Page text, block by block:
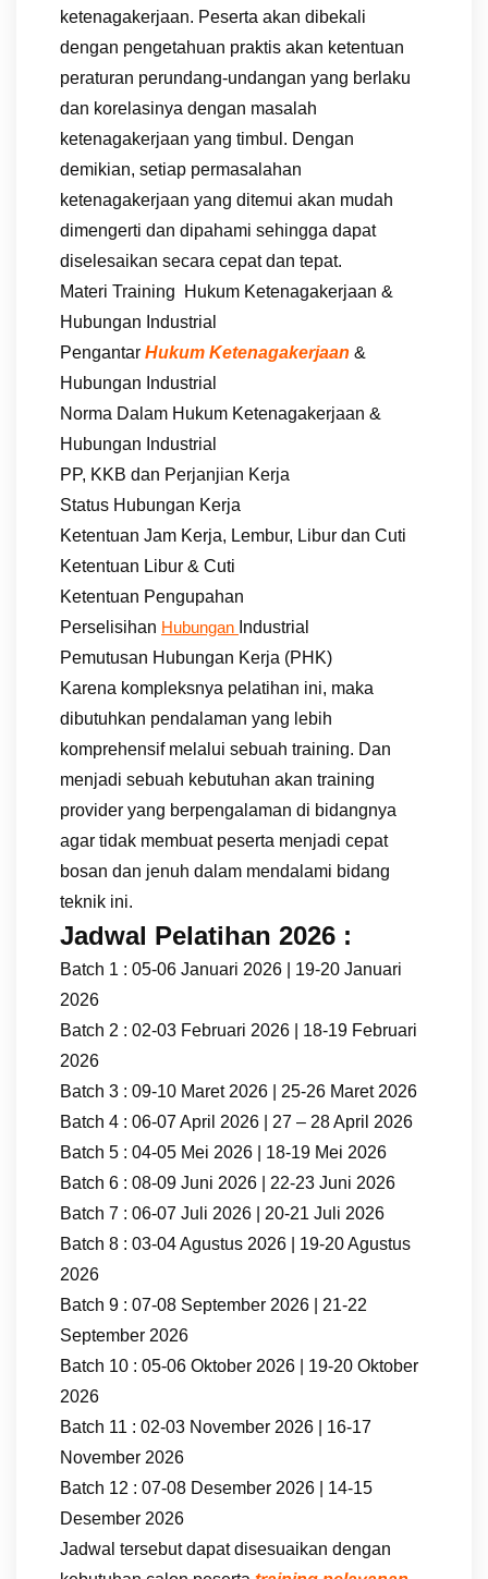
ketenagakerjaan. Peserta akan dibekali
dengan pengetahuan praktis akan ketentuan
peraturan perundang-undangan yang berlaku
dan korelasinya dengan masalah
ketenagakerjaan yang timbul. Dengan
demikian, setiap permasalahan
ketenagakerjaan yang ditemui akan mudah
dimengerti dan dipahami sehingga dapat
diselesaikan secara cepat dan tepat.
Materi Training Hukum Ketenagakerjaan &
Hubungan Industrial
Pengantar Hukum Ketenagakerjaan &
Hubungan Industrial
Norma Dalam Hukum Ketenagakerjaan &
Hubungan Industrial
PP, KKB dan Perjanjian Kerja
Status Hubungan Kerja
Ketentuan Jam Kerja, Lembur, Libur dan Cuti
Ketentuan Libur & Cuti
Ketentuan Pengupahan
Perselisihan Hubungan Industrial
Pemutusan Hubungan Kerja (PHK)
Karena kompleksnya pelatihan ini, maka
dibutuhkan pendalaman yang lebih
komprehensif melalui sebuah training. Dan
menjadi sebuah kebutuhan akan training
provider yang berpengalaman di bidangnya
agar tidak membuat peserta menjadi cepat
bosan dan jenuh dalam mendalami bidang
teknik ini.
Jadwal Pelatihan 2026 :
Batch 1 : 05-06 Januari 2026 | 19-20 Januari
2026
Batch 2 : 02-03 Februari 2026 | 18-19 Februari
2026
Batch 3 : 09-10 Maret 2026 | 25-26 Maret 2026
Batch 4 : 06-07 April 2026 | 27 – 28 April 2026
Batch 5 : 04-05 Mei 2026 | 18-19 Mei 2026
Batch 6 : 08-09 Juni 2026 | 22-23 Juni 2026
Batch 7 : 06-07 Juli 2026 | 20-21 Juli 2026
Batch 8 : 03-04 Agustus 2026 | 19-20 Agustus
2026
Batch 9 : 07-08 September 2026 | 21-22
September 2026
Batch 10 : 05-06 Oktober 2026 | 19-20 Oktober
2026
Batch 11 : 02-03 November 2026 | 16-17
November 2026
Batch 12 : 07-08 Desember 2026 | 14-15
Desember 2026
Jadwal tersebut dapat disesuaikan dengan